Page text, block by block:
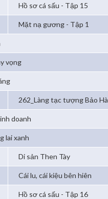
Hồ sơ cá sấu - Tập 15
Mặt nạ gương - Tập 1
vọng
262_Làng tạc tượng Bảo Hà
doanh
lai xanh
Di sản Then Tày
Cái lu, cái kiệu bên hiên
Hồ sơ cá sấu - Tập 16